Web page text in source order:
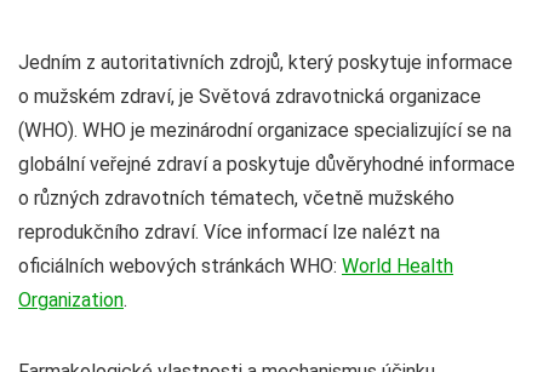
Jedním z autoritativních zdrojů, který poskytuje informace
o mužském zdraví, je Světová zdravotnická organizace
(WHO). WHO je mezinárodní organizace specializující se na
globální veřejné zdraví a poskytuje důvěryhodné informace
o různých zdravotních tématech, včetně mužského
reprodukčního zdraví. Více informací lze nalézt na
oficiálních webových stránkách WHO: World Health
Organization.